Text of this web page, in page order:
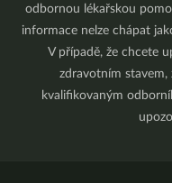
odbornou lékařskou
informace nelze chápat
V případě, že chcete
zdravotním stavem,
kvalifikovaným